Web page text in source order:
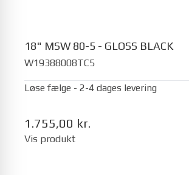
18" MSW 80-5 - GLOSS BLACK
W19388008TC5
Løse fælge - 2-4 dages levering
1.755,00 kr.
Vis produkt